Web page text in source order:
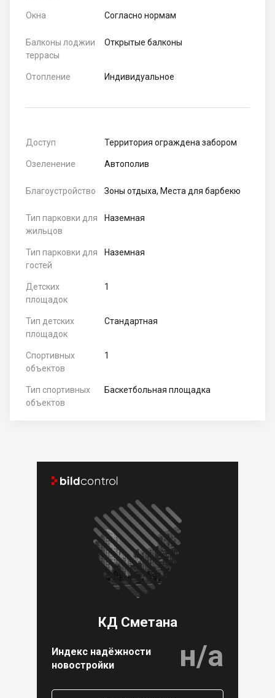
Окна Согласно нормам
Балконы лоджии
террасы
Открытые балконы
Отопление Индивидуальное
Доступ Территория ограждена забором
Озеленение Автополив
Благоустройство Зоны отдыха, Места для барбекю
Тип парковки для
жильцов
Наземная
Тип парковки для
гостей
Наземная
Детских
площадок
1
Тип детских
площадок
Стандартная
Спортивных
объектов
1
Тип спортивных
объектов
Баскетбольная площадка
 
КД Сметана
Индекс надёжности
новостройки
н/а